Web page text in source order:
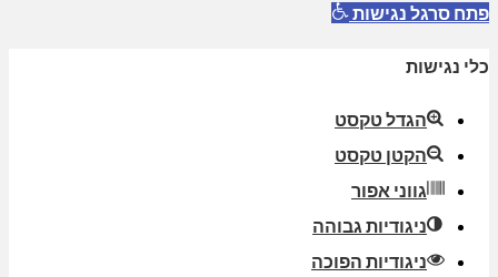
פתח סרגל נגישות
כלי נגישות
הגדל טקסט
הקטן טקסט
גווני אפור
ניגודיות גבוהה
ניגודיות הפוכה